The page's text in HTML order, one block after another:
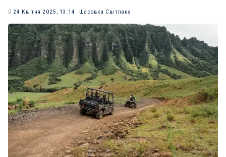
24 Квітня 2025, 13:14 Шаровка Світлана